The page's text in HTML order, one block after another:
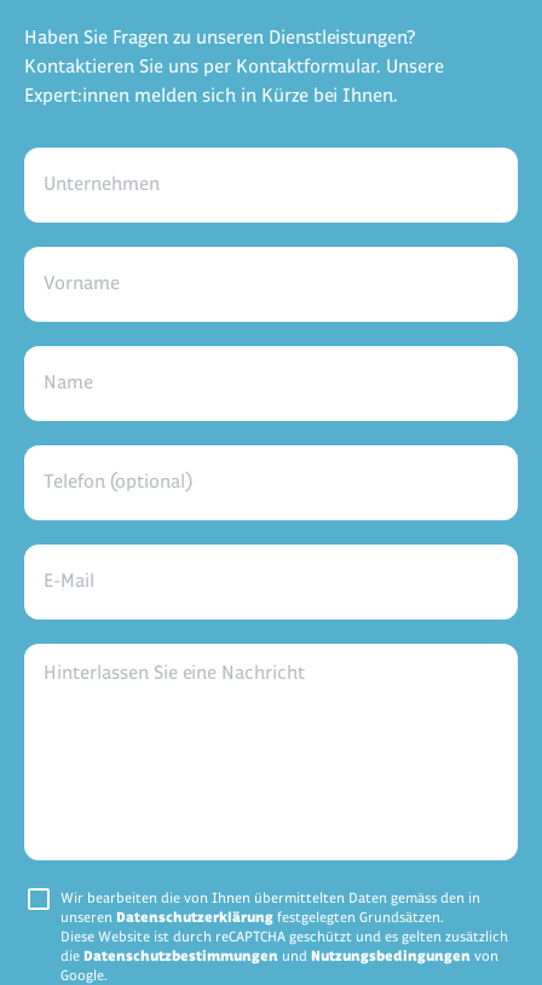
Haben Sie Fragen zu unseren Dienstleistungen?
Kontaktieren Sie uns per Kontaktformular. Unsere
Expert:innen melden sich in Kürze bei Ihnen.
Unternehmen
Vorname
Name
Telefon (optional)
E-Mail
Hinterlassen Sie eine Nachricht
Wir bearbeiten die von Ihnen übermittelten Daten gemäss den in
unseren Datenschutzerklärung festgelegten Grundsätzen.
Diese Website ist durch reCAPTCHA geschützt und es gelten zusätzlich
die Datenschutzbestimmungen und Nutzungsbedingungen von
Google.